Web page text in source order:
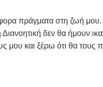
πράγματα στη ζωή μου.
δεν θα ήμουν
μου και ξέρω ότι θα τους